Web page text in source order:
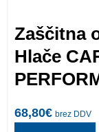
Zaščitna
Hlače
68,80€ brez DDV